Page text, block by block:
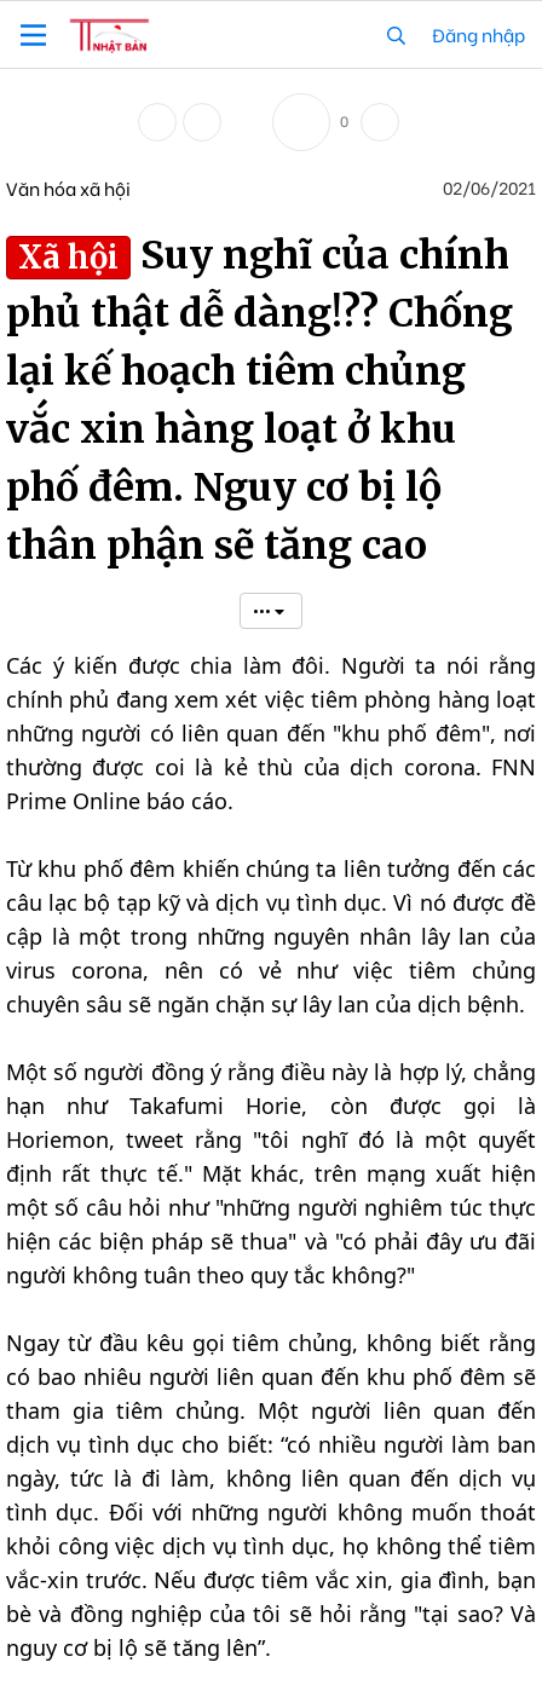
Đăng nhập
0
Văn hóa xã hội 02/06/2021
Xã hội
Suy nghĩ của chính
phủ thật dễ dàng!?? Chống
lại kế hoạch tiêm chủng
vắc xin hàng loạt ở khu
phố đêm. Nguy cơ bị lộ
thân phận sẽ tăng cao
•••
Các ý kiến được chia làm đôi. Người ta nói rằng
chính phủ đang xem xét việc tiêm phòng hàng loạt
những người có liên quan đến "khu phố đêm", nơi
thường được coi là kẻ thù của dịch corona. FNN
Prime Online báo cáo.
Từ khu phố đêm khiến chúng ta liên tưởng đến các
câu lạc bộ tạp kỹ và dịch vụ tình dục. Vì nó được đề
cập là một trong những nguyên nhân lây lan của
virus corona, nên có vẻ như việc tiêm chủng
chuyên sâu sẽ ngăn chặn sự lây lan của dịch bệnh.
Một số người đồng ý rằng điều này là hợp lý, chẳng
hạn như Takafumi Horie, còn được gọi là
Horiemon, tweet rằng "tôi nghĩ đó là một quyết
định rất thực tế." Mặt khác, trên mạng xuất hiện
một số câu hỏi như "những người nghiêm túc thực
hiện các biện pháp sẽ thua" và "có phải đây ưu đãi
người không tuân theo quy tắc không?"
Ngay từ đầu kêu gọi tiêm chủng, không biết rằng
có bao nhiêu người liên quan đến khu phố đêm sẽ
tham gia tiêm chủng. Một người liên quan đến
dịch vụ tình dục cho biết: “có nhiều người làm ban
ngày, tức là đi làm, không liên quan đến dịch vụ
tình dục. Đối với những người không muốn thoát
khỏi công việc dịch vụ tình dục, họ không thể tiêm
vắc-xin trước. Nếu được tiêm vắc xin, gia đình, bạn
bè và đồng nghiệp của tôi sẽ hỏi rằng "tại sao? Và
nguy cơ bị lộ sẽ tăng lên”.